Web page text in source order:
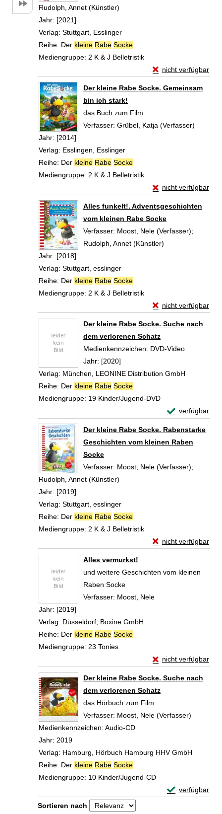
Rudolph, Annet (Künstler)
Jahr: [2021]
Verlag: Stuttgart, Esslinger
Reihe: Der kleine Rabe Socke
Mediengruppe: 2 K & J Belletristik
nicht verfügbar
Exemplar-Details
Der kleine Rabe Socke. Gemeinsam
bin ich stark!
das Buch zum Film
Verfasser: Grübel, Katja (Verfasser)
Jahr: [2014]
Verlag: Esslingen, Esslinger
Reihe: Der kleine Rabe Socke
Mediengruppe: 2 K & J Belletristik
nicht verfügbar
Exemplar-Details
Alles funkelt!. Adventsgeschichten
vom kleinen Rabe Socke
Verfasser: Moost, Nele (Verfasser);
Rudolph, Annet (Künstler)
Jahr: [2018]
Verlag: Stuttgart, esslinger
Reihe: Der kleine Rabe Socke
Mediengruppe: 2 K & J Belletristik
nicht verfügbar
Exemplar-Details
Der kleine Rabe Socke. Suche nach
dem verlorenen Schatz
Suche nach diesem Verfasser
Medienkennzeichen: DVD-Video
Jahr: [2020]
Verlag: München, LEONINE Distribution GmbH
Reihe: Der kleine Rabe Socke
Mediengruppe: 19 Kinder/Jugend-DVD
verfügbar
Exemplar-
Der kleine Rabe Socke. Rabenstarke
Geschichten vom kleinen Raben
Socke
Verfasser: Moost, Nele (Verfasser);
Rudolph, Annet (Künstler)
Jahr: [2019]
Verlag: Stuttgart, esslinger
Reihe: Der kleine Rabe Socke
Mediengruppe: 2 K & J Belletristik
nicht verfügbar
Exemplar-Details
Alles vermurkst!
und weitere Geschichten vom kleinen
Raben Socke
Verfasser: Moost, Nele
Jahr: [2019]
Verlag: Düsseldorf, Boxine GmbH
Reihe: Der kleine Rabe Socke
Mediengruppe: 23 Tonies
nicht verfügbar
Exemplar-Details
Der kleine Rabe Socke. Suche nach
dem verlorenen Schatz
das Hörbuch zum Film
Verfasser: Moost, Nele (Verfasser)
Medienkennzeichen: Audio-CD
Jahr: 2019
Verlag: Hamburg, Hörbuch Hamburg HHV GmbH
Reihe: Der kleine Rabe Socke
Mediengruppe: 10 Kinder/Jugend-CD
verfügbar
Exemplar-
Zu den Suchfiltern springen
Sortieren nach